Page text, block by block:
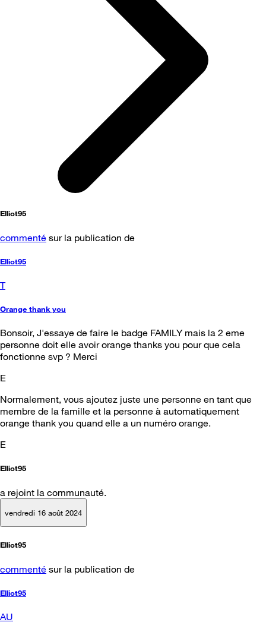
Elliot95
commenté sur la publication de
Elliot95
T
Orange thank you
Bonsoir, J'essaye de faire le badge FAMILY mais la 2 eme
personne doit elle avoir orange thanks you pour que cela
fonctionne svp ? Merci
E
Normalement, vous ajoutez juste une personne en tant que
membre de la famille et la personne à automatiquement
orange thank you quand elle a un numéro orange.
E
Elliot95
a rejoint la communauté.
vendredi 16 août 2024
Elliot95
commenté sur la publication de
Elliot95
AU